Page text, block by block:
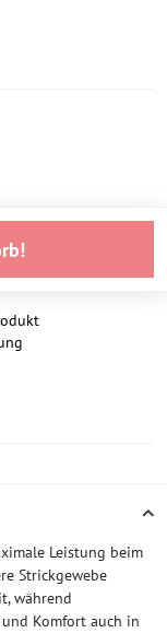
Leistung beim
Strickgewebe
während
Komfort auch in